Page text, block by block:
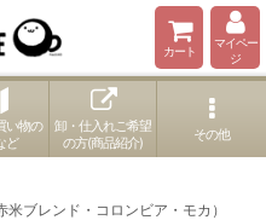
カート
マイペー
ジ
い物の
ど
卸・仕入れご希望
の方(商品紹介)
その他
ブレンド・コロンビア・モカ）